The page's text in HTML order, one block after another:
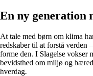
En ny generation
At tale med børn om klima
redskaber til at forstå verden
forme den. I Slagelse vokser
bevidsthed om miljø og
hverdag.